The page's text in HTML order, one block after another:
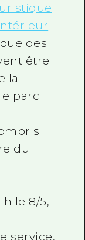
des
être
la
parc
du
h le 8/5,
service,